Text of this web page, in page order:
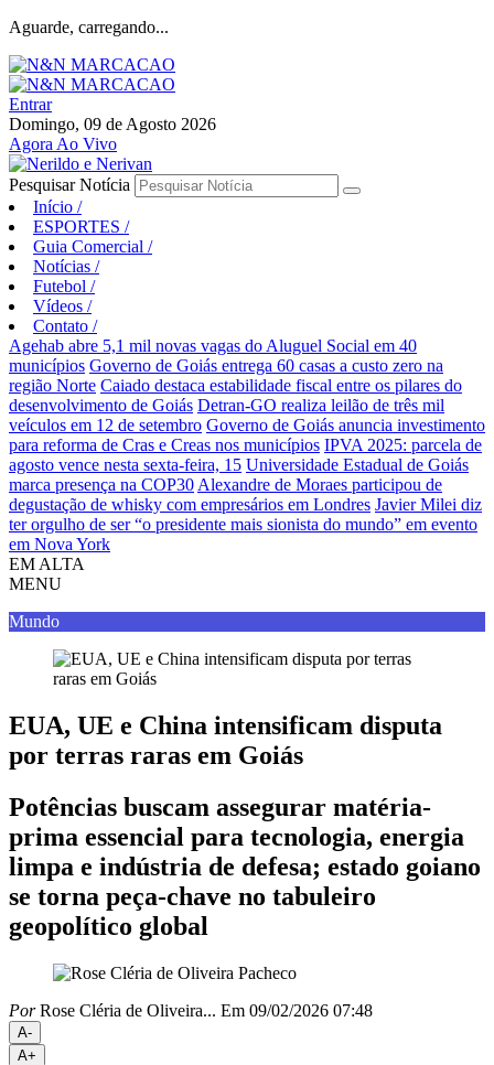
Aguarde, carregando...
Entrar
Domingo, 09 de Agosto 2026
Agora Ao Vivo
Pesquisar Notícia
Início /
ESPORTES /
Guia Comercial /
Notícias /
Futebol /
Vídeos /
Contato /
Agehab abre 5,1 mil novas vagas do Aluguel Social em 40
municípios Governo de Goiás entrega 60 casas a custo zero na
região Norte Caiado destaca estabilidade fiscal entre os pilares do
desenvolvimento de Goiás Detran-GO realiza leilão de três mil
veículos em 12 de setembro Governo de Goiás anuncia investimento
para reforma de Cras e Creas nos municípios IPVA 2025: parcela de
agosto vence nesta sexta-feira, 15 Universidade Estadual de Goiás
marca presença na COP30 Alexandre de Moraes participou de
degustação de whisky com empresários em Londres Javier Milei diz
ter orgulho de ser “o presidente mais sionista do mundo” em evento
em Nova York
EM ALTA
MENU
Mundo
EUA, UE e China intensificam disputa
por terras raras em Goiás
Potências buscam assegurar matéria-
prima essencial para tecnologia, energia
limpa e indústria de defesa; estado goiano
se torna peça-chave no tabuleiro
geopolítico global
PorRose Cléria de Oliveira... Em 09/02/2026 07:48
A-
A+